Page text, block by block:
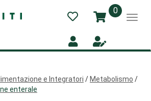
0prodotti
inseriti
e Integratori / Metabolismo /
enterale